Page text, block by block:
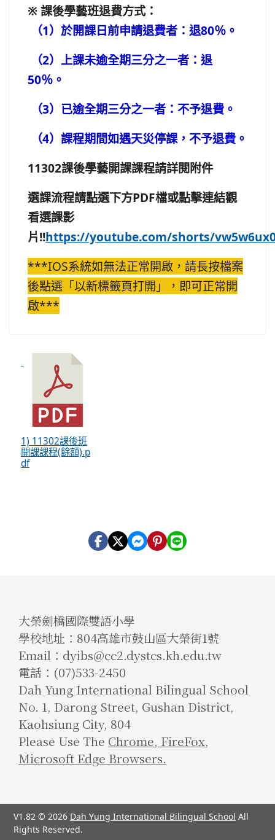
※課後學藝班退費方式：
（1）於開課日前申請退費者：退80％。
（2）上課未逾全期三分之一者：退
50％。
（3）已逾全期三分之一者：不予退費。
（4）課程期間如遇天災停課，不予退費。
11302課後學藝開課課程請詳閱附件
選課流程請點選下方PDF檔或點擊連結觀
看選課影
片!!https://youtube.com/shorts/
***IOS系統如無法正常開啟，請長按檔案
後點選「以新標籤頁打開」，即可正常開
啟***
1) 11302課後班
開課課程(餘額).p
df
大榮劍橋國際雙語小學
學校地址：804高雄市鼓山區大榮街1號
Email：dyibs@cc2.dystcs.kh.edu.tw
電話：(07)533-2450
Dah Yung International Bilingual School
No. 1, Darong Street, Gushan District,
Kaohsiung City, 804
Please Use The Chrome, FireFox,
Microsoft Edge Browsers.
V1.82 © 2026 Dah Yung International Bilingual School All
Rights Reserved.